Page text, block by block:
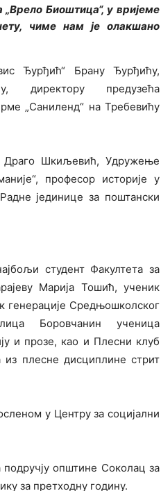
Биоштица“, у вријеме
чиме нам је олакшано
Ђурђић“ Брану Ђурђићу,
директору предузећа
„Саниленд“ на Требевићу
Драго Шкиљевић, Удружење
професор историје у
јединице за поштански
студент Факултета за
Марија Тошић, ученик
генерације Средњошколског
Боровчанин ученица
и прозе, као и Плесни клуб
из плесне дисциплине стрит
у Центру за социјални
подручју општине Соколац за
за претходну годину.